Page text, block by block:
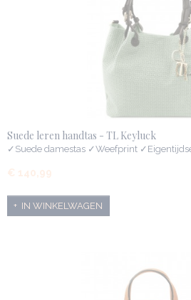
Suede leren handtas - TL Keyluck
✓Suede damestas ✓Weefprint
€ 140,99
IN WINKELWAGEN